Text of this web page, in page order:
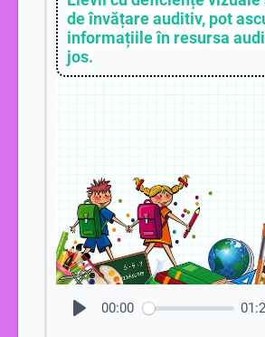
contribui la deciziile de grup.
de învățare auditiv, pot
informațiile în resursa
jos.
00:00